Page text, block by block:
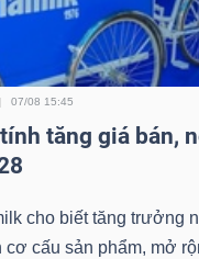
07/08 15:45
tăng giá bán,
cho biết tăng trưởng
cấu sản phẩm, mở